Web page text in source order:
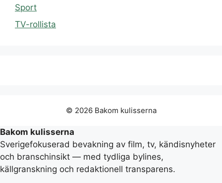
Sport
TV-rollista
© 2026 Bakom kulisserna
Bakom kulisserna
Sverigefokuserad bevakning av film, tv, kändisnyheter
och branschinsikt — med tydliga bylines,
källgranskning och redaktionell transparens.